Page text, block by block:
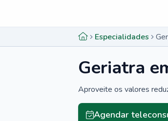
Especialidades
Geriatra
Aproveite os valores
Agendar